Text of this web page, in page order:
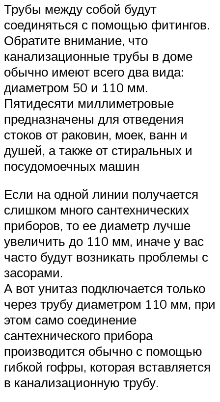
Трубы между собой будут
соединяться с помощью фитингов.
Обратите внимание, что
канализационные трубы в доме
обычно имеют всего два вида:
диаметром 50 и 110 мм.
Пятидесяти миллиметровые
предназначены для отведения
стоков от раковин, моек, ванн и
душей, а также от стиральных и
посудомоечных машин
Если на одной линии получается
слишком много сантехнических
приборов, то ее диаметр лучше
увеличить до 110 мм, иначе у вас
часто будут возникать проблемы с
засорами.
А вот унитаз подключается только
через трубу диаметром 110 мм, при
этом само соединение
сантехнического прибора
производится обычно с помощью
гибкой гофры, которая вставляется
в канализационную трубу.